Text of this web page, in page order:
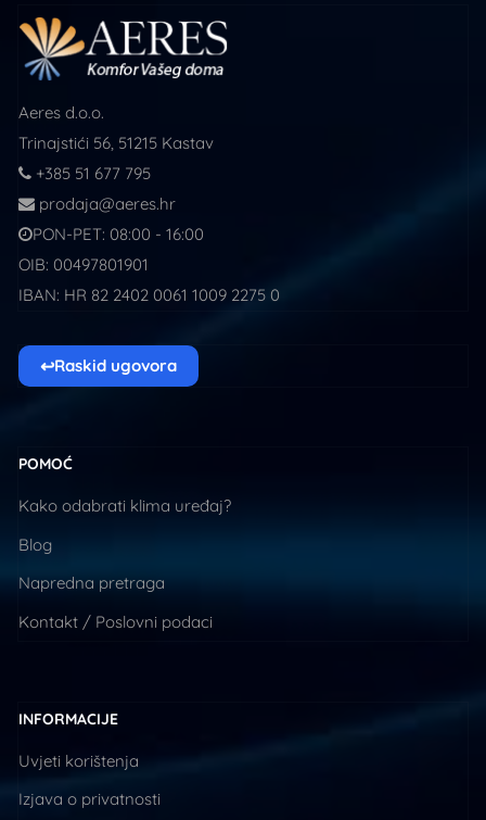
Aeres d.o.o.
Trinajstići 56, 51215 Kastav
+385 51 677 795
prodaja@aeres.hr
PON-PET: 08:00 - 16:00
OIB: 00497801901
IBAN: HR 82 2402 0061 1009 2275 0
↩Raskid ugovora
POMOĆ
Kako odabrati klima uređaj?
Blog
Napredna pretraga
Kontakt / Poslovni podaci
INFORMACIJE
Uvjeti korištenja
Izjava o privatnosti